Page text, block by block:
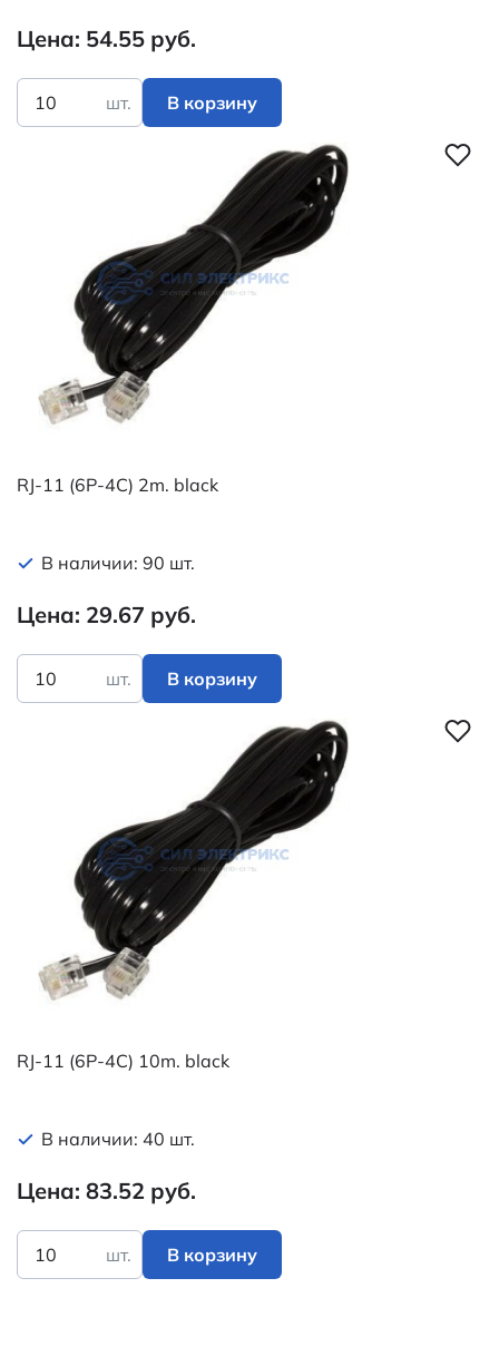
Цена: 54.55 руб.
шт. В корзину
RJ-11 (6P-4C) 2m. black
В наличии: 90 шт.
Цена: 29.67 руб.
шт. В корзину
RJ-11 (6P-4C) 10m. black
В наличии: 40 шт.
Цена: 83.52 руб.
шт. В корзину